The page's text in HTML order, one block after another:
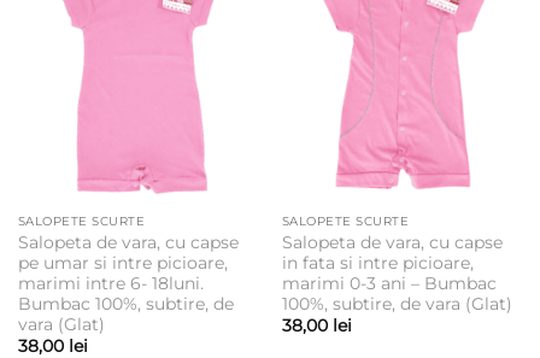
SALOPETE SCURTE
Salopeta de vara, cu capse
pe umar si intre picioare,
marimi intre 6- 18luni.
Bumbac 100%, subtire, de
vara (Glat)
38,00 lei
SALOPETE SCURTE
Salopeta de vara, cu capse
in fata si intre picioare,
marimi 0-3 ani – Bumbac
100%, subtire, de vara (Glat)
38,00 lei